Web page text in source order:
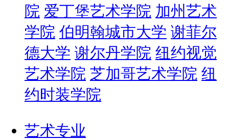
院 爱丁堡艺术学院 加州艺术
学院 伯明翰城市大学 谢菲尔
德大学 谢尔丹学院 纽约视觉
艺术学院 芝加哥艺术学院 纽
约时装学院
艺术专业